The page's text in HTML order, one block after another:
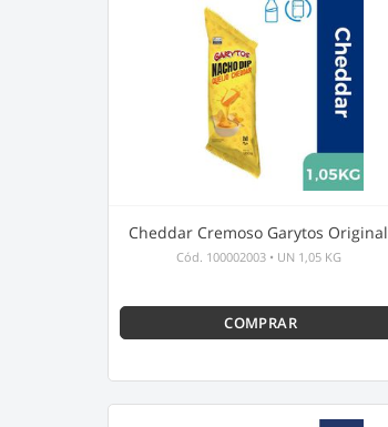
Cheddar Cremoso Garytos Original
Cód. 100002003 • UN 1,05 KG
COMPRAR